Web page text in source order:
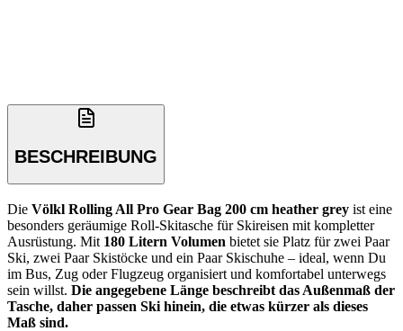
BESCHREIBUNG
Die Völkl Rolling All Pro Gear Bag 200 cm heather grey ist eine
besonders geräumige Roll-Skitasche für Skireisen mit kompletter
Ausrüstung. Mit 180 Litern Volumen bietet sie Platz für zwei Paar
Ski, zwei Paar Skistöcke und ein Paar Skischuhe – ideal, wenn Du
im Bus, Zug oder Flugzeug organisiert und komfortabel unterwegs
sein willst. Die angegebene Länge beschreibt das Außenmaß der
Tasche, daher passen Ski hinein, die etwas kürzer als dieses
Maß sind.